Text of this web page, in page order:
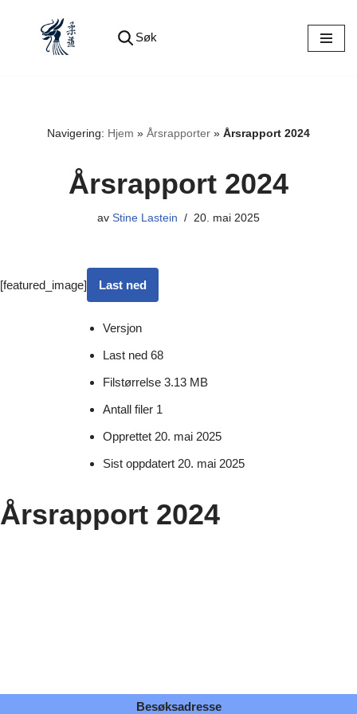
Søk
Navigering: Hjem » Årsrapporter » Årsrapport 2024
Årsrapport 2024
av Stine Lastein 20. mai 2025
[featured_image] Last ned
Versjon
Last ned 68
Filstørrelse 3.13 MB
Antall filer 1
Opprettet 20. mai 2025
Sist oppdatert 20. mai 2025
Årsrapport 2024
Besøksadresse